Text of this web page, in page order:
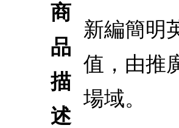
商
品
描
述
新編簡明
值，由推
場域。